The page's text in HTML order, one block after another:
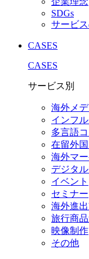
SDGs
サービ
CASES
CASES
サービス別
海外メ
インフ
多言語
在留外
海外マ
デジタ
イベント
セミナー
海外進
旅行商
映像制作
その他